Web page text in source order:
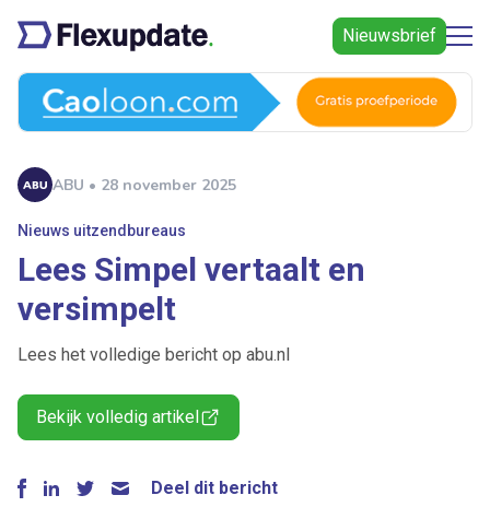
Nieuwsbrief
ABU • 28 november 2025
Nieuws uitzendbureaus
Lees Simpel vertaalt en
versimpelt
Lees het volledige bericht op abu.nl
Bekijk volledig artikel
Deel dit bericht